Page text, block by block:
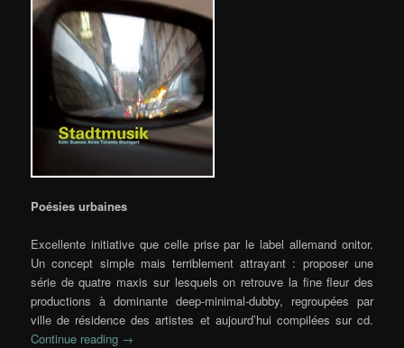
Poésies urbaines
Excellente initiative que celle prise par le label allemand onitor.
Un concept simple mais terriblement attrayant : proposer une
série de quatre maxis sur lesquels on retrouve la fine fleur des
productions à dominante deep-minimal-dubby, regroupées par
ville de résidence des artistes et aujourd’hui compilées sur cd.
Continue reading →